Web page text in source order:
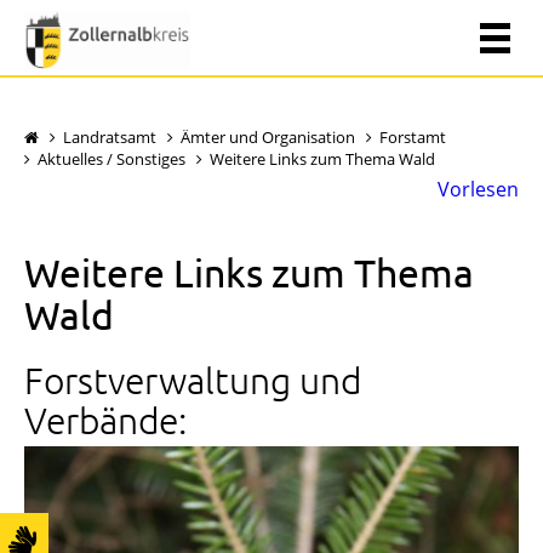
Landratsamt Ämter und Organisation
Forstamt
Aktuelles / Sonstiges
Weitere Links zum Thema Wald
Vorlesen
Weitere Links zum Thema
Wald
Forstverwaltung und
Verbände: